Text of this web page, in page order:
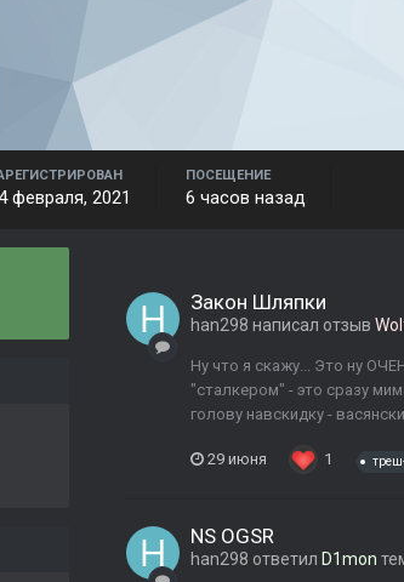
февраля, 2021
ПОСЕЩЕНИЕ
6 часов назад
Закон Шляпки
han298 написал отзыв
Ну что я скажу... Это ну
"сталкером" - это сразу
голову навскидку -
29 июня 1
NS OGSR
han298 ответил D1mon